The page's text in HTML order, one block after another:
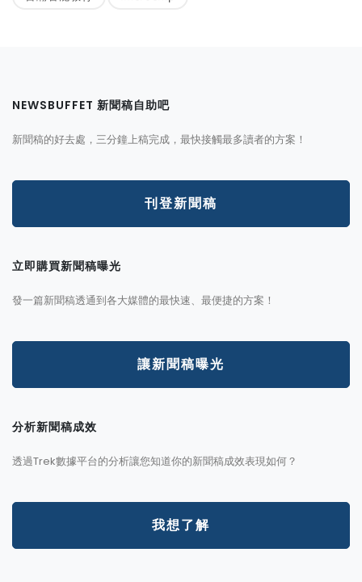
NEWSBUFFET 新聞稿自助吧
新聞稿的好去處，三分鐘上稿完成，最快接觸最多讀者的方案！
刊登新聞稿
立即購買新聞稿曝光
發一篇新聞稿透通到各大媒體的最快速、最便捷的方案！
讓新聞稿曝光
分析新聞稿成效
透過Trek數據平台的分析讓您知道你的新聞稿成效表現如何？
我想了解